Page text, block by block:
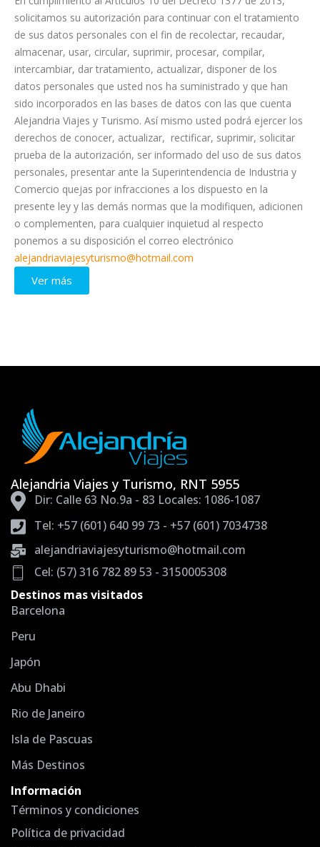
solicitamos su autorización para continuar con el tratamiento
de sus datos personales con el fin de recolectar, recaudar,
almacenar, usar, circular, suprimir, procesar, compilar,
intercambiar, dar tratamiento, actualizar, disponer de los
datos personales que usted nos ha suministrado y que han
sido incorporados en las bases de datos con las que cuenta
Alejandria Viajes y Turismo. Así mismo usted podrá ejercer los
derechos de conocer, actualizar, rectificar, suprimir, solicitar
prueba de la autorización, ser informado del uso de sus datos
personales, presentar ante la Superintendencia de Industria y
Comercio quejas por infracciones a los dispuesto en la
presente ley y las demás normas que la modifiquen, adicionen
o complementen, para cualquier inquietud al respecto
ponemos a su disposición el correo electrónico
alejandriaviajesyturismo@hotmail.com
Ver más
Alejandria Viajes y Turismo, RNT 5955
Dir: Calle 63 No.9a - 83 Locales: 1086-1087
Tel: +57 (601) 640 99 73 - +57 (601) 7034738
alejandriaviajesyturismo@hotmail.com
Cel: (57) 316 782 89 53 - 3150005308
Destinos mas visitados
Barcelona
Peru
Japón
Abu Dhabi
Rio de Janeiro
Isla de Pascuas
Más Destinos
Información
Términos y condiciones
Política de privacidad